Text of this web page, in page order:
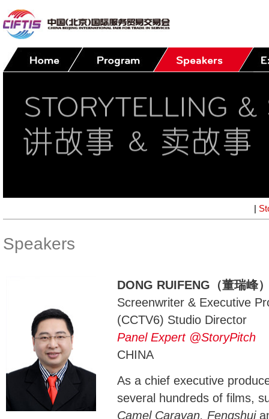
|
Speakers
DONG RUIFENG（董瑞峰
Screenwriter & Executive
(CCTV6) Studio Director
Panel Expert @StoryPitch
CHINA
As a chief executive
several hundreds of films,
Camel Caravan, Fengshui